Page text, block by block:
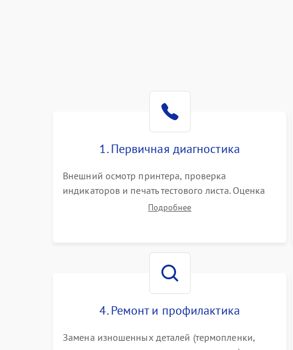
1. Первичная диагностика
Внешний осмотр принтера, проверка
индикаторов и печать тестового листа. Оценка
работы механизма подачи бумаги, выявление
Подробнее
4. Ремонт и профилактика
Замена изношенных деталей (термопленки,